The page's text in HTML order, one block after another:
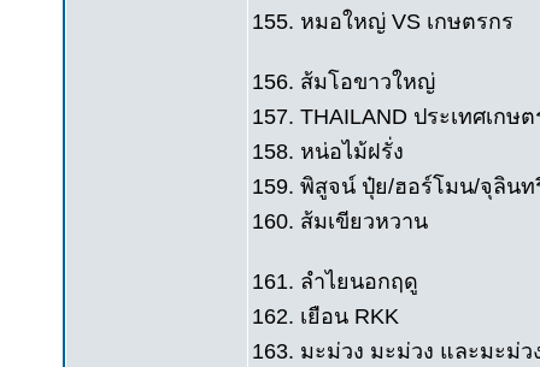
155. หมอใหญ่ VS เกษตรกร
156. ส้มโอขาวใหญ่
157. THAILAND ประเทศเกษต
158. หน่อไม้ฝรั่ง
159. พิสูจน์ ปุ๋ย/ฮอร์โมน/จุลินท
160. ส้มเขียวหวาน
161. ลำไยนอกฤดู
162. เยือน RKK
163. มะม่วง มะม่วง และมะม่ว